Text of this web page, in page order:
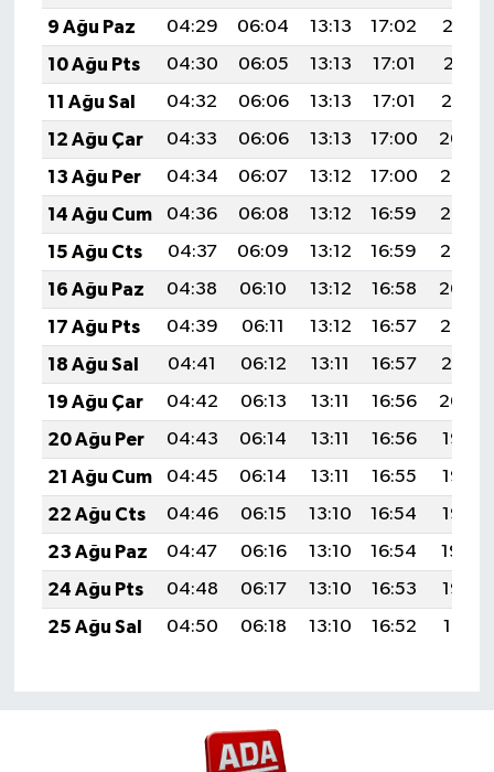
9 Ağu Paz
04:29 06:04 13:13 17:02
20:12
10 Ağu Pts
04:30 06:05 13:13 17:01
20:11
11 Ağu Sal
04:32 06:06 13:13 17:01
20:10
12 Ağu Çar
04:33 06:06 13:13 17:00
20:09
13 Ağu Per
04:34 06:07 13:12 17:00
20:07
14 Ağu Cum
04:36 06:08 13:12 16:59
20:06
15 Ağu Cts
04:37 06:09 13:12 16:59
20:05
16 Ağu Paz
04:38 06:10 13:12 16:58
20:04
17 Ağu Pts
04:39 06:11 13:12 16:57
20:02
18 Ağu Sal
04:41 06:12 13:11 16:57
20:01
19 Ağu Çar
04:42 06:13 13:11 16:56
20:00
20 Ağu Per
04:43 06:14 13:11 16:56
19:58
21 Ağu Cum
04:45 06:14 13:11 16:55
19:57
22 Ağu Cts
04:46 06:15 13:10 16:54
19:56
23 Ağu Paz
04:47 06:16 13:10 16:54
19:54
24 Ağu Pts
04:48 06:17 13:10 16:53
19:53
25 Ağu Sal
04:50 06:18 13:10 16:52 19:51